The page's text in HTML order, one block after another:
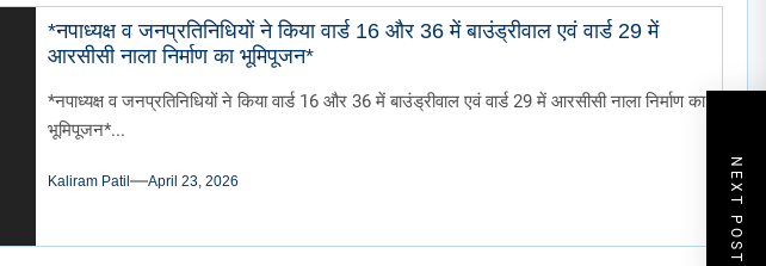
NEXT POST
*नपाध्यक्ष व जनप्रतिनिधियों ने किया वार्ड 16 और 36 में बाउंड्रीवाल एवं वार्ड 29 में
आरसीसी नाला निर्माण का भूमिपूजन*
*नपाध्यक्ष व जनप्रतिनिधियों ने किया वार्ड 16 और 36 में बाउंड्रीवाल एवं वार्ड 29 में आरसीसी नाला निर्माण का
भूमिपूजन*...
Kaliram Patil April 23, 2026